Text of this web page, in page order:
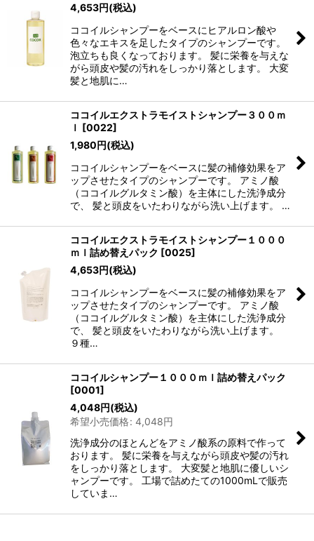
4,653円(税込)
ココイルシャンプーをベースにヒアルロン酸や
色々なエキスを足したタイプのシャンプーです。
泡立ちも良くなっております。 髪に栄養を与えな
がら頭皮や髪の汚れをしっかり落とします。 大変
髪と地肌に…
ココイルエクストラモイストシャンプー３００ｍ
ｌ [0022]
1,980円(税込)
ココイルシャンプーをベースに髪の補修効果をア
ップさせたタイプのシャンプーです。 アミノ酸
（ココイルグルタミン酸）を主体にした洗浄成分
で、 髪と頭皮をいたわりながら洗い上げます。 …
ココイルエクストラモイストシャンプー１０００
ｍｌ詰め替えパック [0025]
4,653円(税込)
ココイルシャンプーをベースに髪の補修効果をア
ップさせたタイプのシャンプーです。 アミノ酸
（ココイルグルタミン酸）を主体にした洗浄成分
で、 髪と頭皮をいたわりながら洗い上げます。
９種…
ココイルシャンプー１０００ｍｌ詰め替えパック
[0001]
4,048円(税込)
希望小売価格: 4,048円
洗浄成分のほとんどをアミノ酸系の原料で作って
おります。 髪に栄養を与えながら頭皮や髪の汚れ
をしっかり落とします。 大変髪と地肌に優しいシ
ャンプーです。 工場で詰めたての1000mLで販売
していま…